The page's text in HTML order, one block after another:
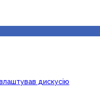
дискусію